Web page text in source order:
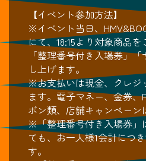
【イベント参加方法】
※イベント当日、
にて、18:15より対象商品
「整理番号付き入場券」
し上げます。
※お支払いは現金、クレジ
ます。電子マネー、金券
ポン類、店舗キャンペー
※「整理番号付き入場券」
ても、お一人様1会計につ
す。